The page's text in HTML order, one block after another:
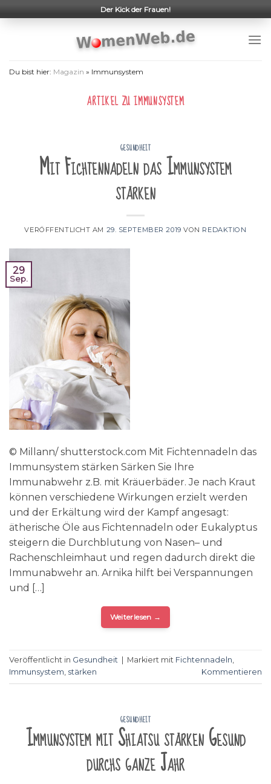
to
Der Kick der Frauen!
Du bist hier: Magazin » Immunsystem
ARTIKEL ZUIMMUNSYSTEM
GESUNDHEIT
Mit Fichtennadeln das Immunsystem
stärken
VERÖFFENTLICHT AM 29. SEPTEMBER 2019 VON REDAKTION
29
Sep.
© Millann/ shutterstock.com Mit Fichtennadeln das
Immunsystem stärken Särken Sie Ihre
Immunabwehr z.B. mit Kräuerbäder. Je nach Kraut
können verschiedene Wirkungen erzielt werden
und der Erkältung wird der Kampf angesagt:
ätherische Öle aus Fichtennadeln oder Eukalyptus
steigern die Durchblutung von Nasen– und
Rachenschleimhaut und regen dadurch direkt die
Immunabwehr an. Arnika hilft bei Verspannungen
und […]
Weiterlesen →
Veröffentlicht in Gesundheit Markiert mit Fichtennadeln
Immunsystem stärken Kommentieren
GESUNDHEIT
Immunsystem mit Shiatsu stärken Gesund
durchs ganze Jahr